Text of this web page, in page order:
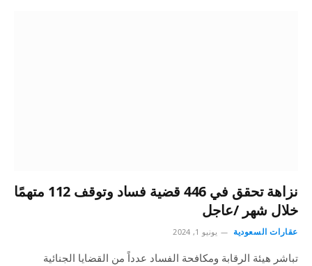
نزاهة تحقق في 446 قضية فساد وتوقف 112 متهمًا
خلال شهر /عاجل
عقارات السعودية يونيو 1, 2024
تباشر هيئة الرقابة ومكافحة الفساد عدداً من القضايا الجنائية